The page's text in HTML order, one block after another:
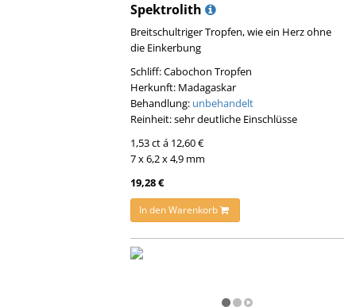
Spektrolith
Breitschultriger Tropfen, wie ein Herz ohne
die Einkerbung
Schliff: Cabochon Tropfen
Herkunft: Madagaskar
Behandlung: unbehandelt
Reinheit: sehr deutliche Einschlüsse
1,53 ct á 12,60 €
7 x 6,2 x 4,9 mm
19,28 €
In den Warenkorb